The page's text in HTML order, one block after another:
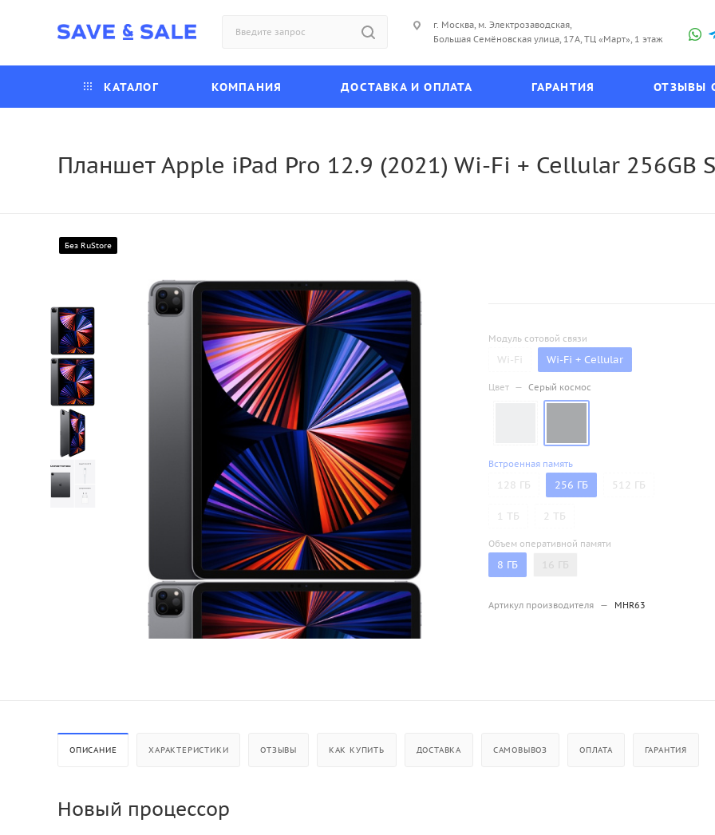
г. Москва, м. Электрозаводская,
Большая Семёновская улица, 17А, ТЦ «Март», 1 этаж
КАТАЛОГ КОМПАНИЯ ДОСТАВКА И ОПЛАТА ГАРАНТИЯ ОТЗЫВЫ
Планшет Apple iPad Pro 12.9 (2021) Wi-Fi + Cellular 256GB
Без RuStore
Модуль сотовой связи
Wi-Fi Wi-Fi + Cellular
Цвет — Серый космос
Встроенная память
128 ГБ 256 ГБ 512 ГБ
1 ТБ 2 ТБ
Объем оперативной памяти
8 ГБ 16 ГБ
Артикул производителя — MHR63
ОПИСАНИЕ ХАРАКТЕРИСТИКИ ОТЗЫВЫ КАК КУПИТЬ ДОСТАВКА САМОВЫВОЗ ОПЛАТА ГАРАНТИЯ
Новый процессор